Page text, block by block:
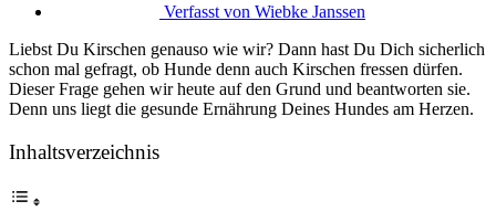
Verfasst von Wiebke Janssen
Liebst Du Kirschen genauso wie wir? Dann hast Du Dich sicherlich
schon mal gefragt, ob Hunde denn auch Kirschen fressen dürfen.
Dieser Frage gehen wir heute auf den Grund und beantworten sie.
Denn uns liegt die gesunde Ernährung Deines Hundes am Herzen.
Inhaltsverzeichnis